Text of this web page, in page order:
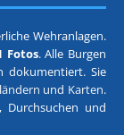
Wehranlagen.
Fotos. Alle Burgen
dokumentiert. Sie
und Karten.
und